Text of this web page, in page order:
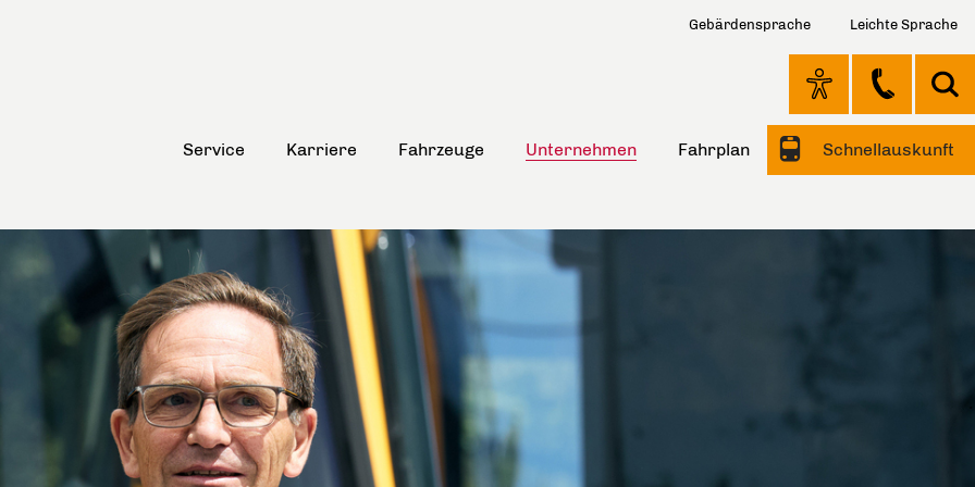
Gebärdensprache Leichte Sprache
Service Karriere Fahrzeuge Unternehmen Fahrplan Schnellauskunft